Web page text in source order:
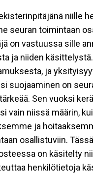
niille
seuran toimintaan
on vastuussa sille
ja niiden
ja
suojaaminen on
Sen vuoksi
vain niissä määrin,
ja
osallistuviin. Tässä
on käsitelty
henkilötietoja